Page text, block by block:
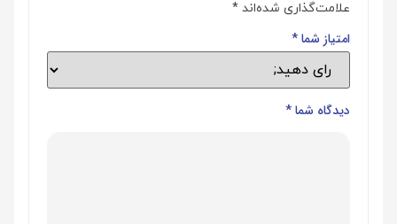
علامت‌گذاری شده‌اند *
امتیاز شما*
دیدگاه شما*